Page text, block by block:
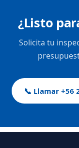
¿Listo
Solicita tu
📞 Llamar +56